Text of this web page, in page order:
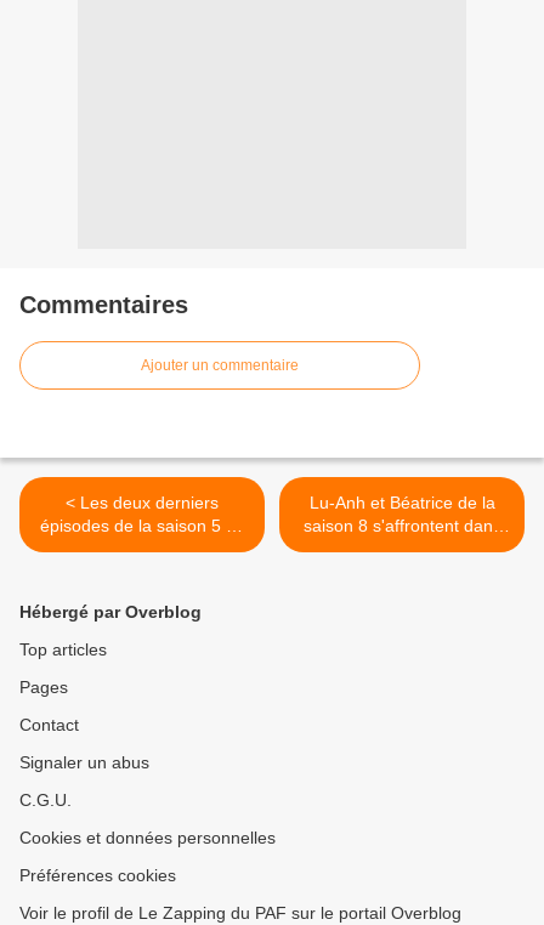
Commentaires
Ajouter un commentaire
< Les deux derniers
épisodes de la saison 5 de
"La guerre des trônes La
sur France 5
Lu-Anh et Béatrice de la
saison 8 s'affrontent dans
"Le meilleur pâtissier :
Hébergé par Overblog
Top articles
Pages
Contact
Signaler un abus
C.G.U.
Cookies et données personnelles
Préférences cookies
Voir le profil de Le Zapping du PAF sur le portail Overblog